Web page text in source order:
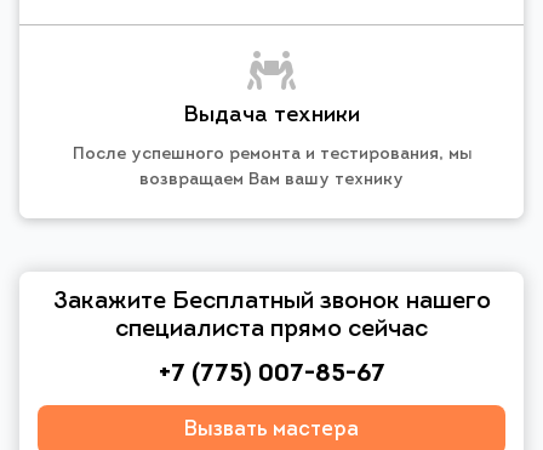
Выдача техники
После успешного ремонта и тестирования, мы
возвращаем Вам вашу технику
Закажите Бесплатный звонок нашего
специалиста прямо сейчас
+7 (775) 007-85-67
Вызвать мастера